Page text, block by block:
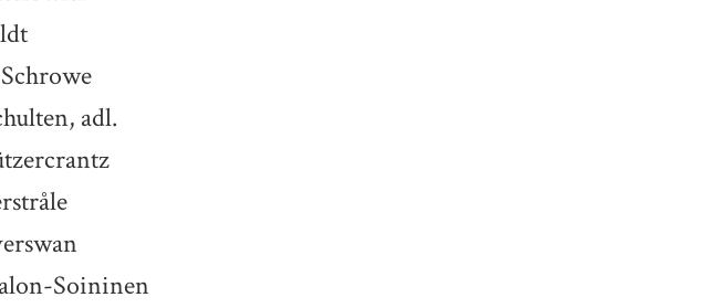
adl.
Soininen